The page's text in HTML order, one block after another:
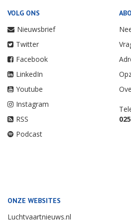
VOLG ONS
Nieuwsbrief
Twitter
Facebook
LinkedIn
Youtube
Instagram
RSS
Podcast
ONZE WEBSITES
Luchtvaartnieuws.nl